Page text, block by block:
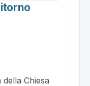
Chiesa